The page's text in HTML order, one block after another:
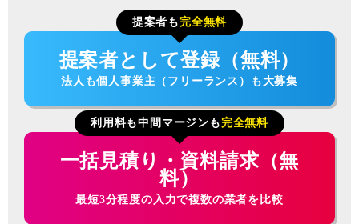
提案者も 完全無料
提案者として登録（無料）
法人も個人事業主（フリーランス）も大募集
利用料も中間マージンも 完全無料
一括見積り・資料請求（無
料）
最短3分程度の入力で複数の業者を比較